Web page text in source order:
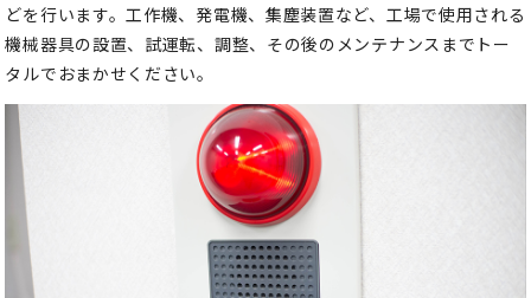
どを行います。工作機、発電機、集塵装置など、工場で使用される
機械器具の設置、試運転、調整、その後のメンテナンスまでトー
タルでおまかせください。